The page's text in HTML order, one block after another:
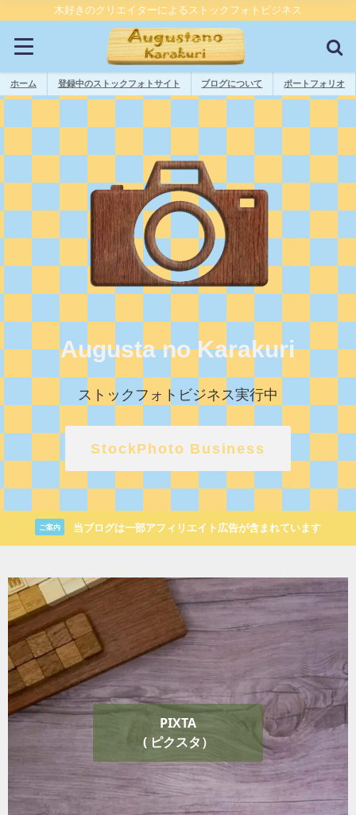
木好きのクリエイターによるストックフォトビジネス
ホーム 登録中のストックフォトサイト ブログについて ポートフォリオ
Augusta no Karakuri
ストックフォトビジネス実行中
StockPhoto Business
ご案内 当ブログは一部アフィリエイト広告が含まれています
PIXTA
( ピクスタ）